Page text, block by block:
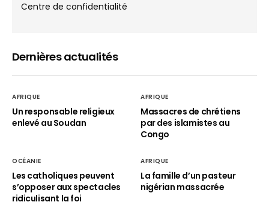
Centre de confidentialité
Dernières actualités
AFRIQUE
Un responsable religieux
enlevé au Soudan
AFRIQUE
Massacres de chrétiens
par des islamistes au
Congo
OCÉANIE
Les catholiques peuvent
s’opposer aux spectacles
ridiculisant la foi
AFRIQUE
La famille d’un pasteur
nigérian massacrée